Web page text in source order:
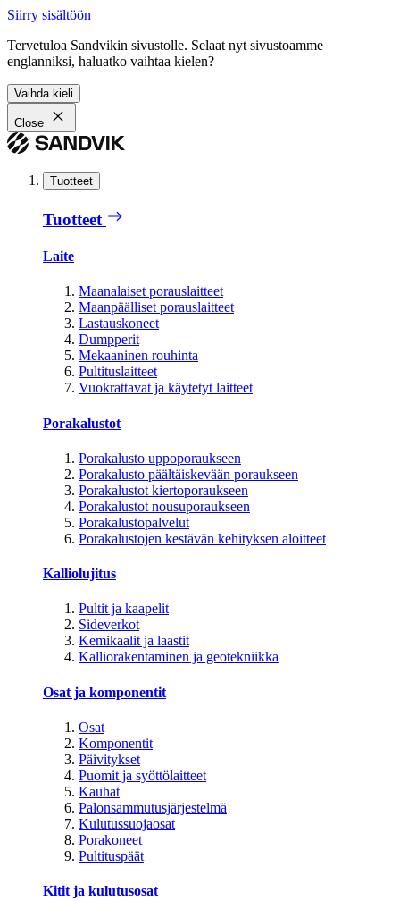
Siirry sisältöön
Tervetuloa Sandvikin sivustolle. Selaat nyt sivustoamme
englanniksi, haluatko vaihtaa kielen?
Vaihda kieli
Close
Tuotteet
Tuotteet
Laite
Maanalaiset porauslaitteet
Maanpäälliset porauslaitteet
Lastauskoneet
Dumpperit
Mekaaninen rouhinta
Pultituslaitteet
Vuokrattavat ja käytetyt laitteet
Porakalustot
Porakalusto uppoporaukseen
Porakalusto päältäiskevään poraukseen
Porakalustot kiertoporaukseen
Porakalustot nousuporaukseen
Porakalustopalvelut
Porakalustojen kestävän kehityksen aloitteet
Kalliolujitus
Pultit ja kaapelit
Sideverkot
Kemikaalit ja laastit
Kalliorakentaminen ja geotekniikka
Osat ja komponentit
Osat
Komponentit
Päivitykset
Puomit ja syöttölaitteet
Kauhat
Palonsammutusjärjestelmä
Kulutussuojaosat
Porakoneet
Pultituspäät
Kitit ja kulutusosat